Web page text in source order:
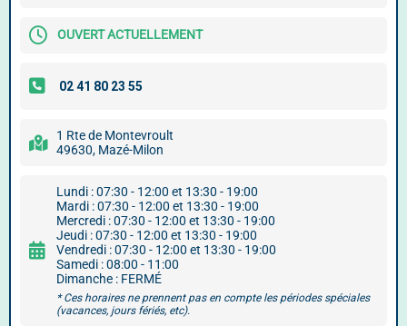
OUVERT ACTUELLEMENT
1 Rte de Montevroult
49630, Mazé-Milon
Lundi : 07:30 - 12:00 et 13:30 - 19:00
Mardi : 07:30 - 12:00 et 13:30 - 19:00
Mercredi : 07:30 - 12:00 et 13:30 - 19:00
Jeudi : 07:30 - 12:00 et 13:30 - 19:00
Vendredi : 07:30 - 12:00 et 13:30 - 19:00
Samedi : 08:00 - 11:00
Dimanche : FERMÉ
* Ces horaires ne prennent pas en compte les périodes spéciales
(vacances, jours fériés, etc).